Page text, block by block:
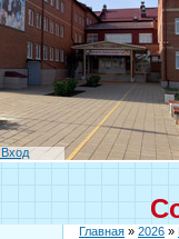
Вход
Главная » 2026 »